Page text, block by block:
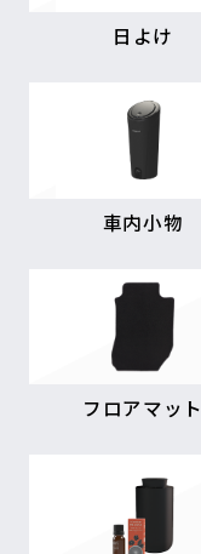
日よけ
車内小物
フロアマット